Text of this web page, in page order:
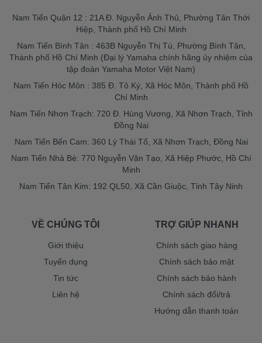
Nam Tiến Quận 12 : 21A Đ. Nguyễn Ảnh Thủ, Phường Tân Thới
Hiệp, Thành phố Hồ Chí Minh
Nam Tiến Bình Tân : 463B Nguyễn Thị Tú, Phường Bình Tân,
Thành phố Hồ Chí Minh (Đại lý Yamaha chính hãng ủy nhiệm của
tập đoàn Yamaha Motor Việt Nam)
Nam Tiến Hóc Môn : 385 Đ. Tô Ký, Xã Hóc Môn, Thành phố Hồ
Chí Minh
Nam Tiến Nhơn Trạch: 720 Đ. Hùng Vương, Xã Nhơn Trạch, Tỉnh
Đồng Nai
Nam Tiến Bến Cam: 360 Lý Thái Tổ, Xã Nhơn Trạch, Đồng Nai
Nam Tiến Nhà Bè: 770 Nguyễn Văn Tạo, Xã Hiệp Phước, Hồ Chí
Minh
Nam Tiến Tân Kim: 192 QL50, Xã Cần Giuộc, Tỉnh Tây Ninh
VỀ CHÚNG TÔI
Giới thiệu
Tuyển dụng
Tin tức
Liên hệ
TRỢ GIÚP NHANH
Chính sách giao hàng
Chính sách bảo mật
Chính sách bảo hành
Chính sách đổi/trả
Hướng dẫn thanh toán